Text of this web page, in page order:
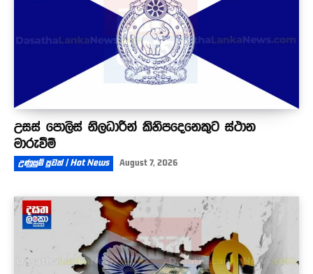
උසස් පොලිස් නිලධාරීන් කිහිපදෙනෙකුට ස්ථාන
මාරුවීම්
උණුසුම් පුවත් | Hot News August 7, 2026